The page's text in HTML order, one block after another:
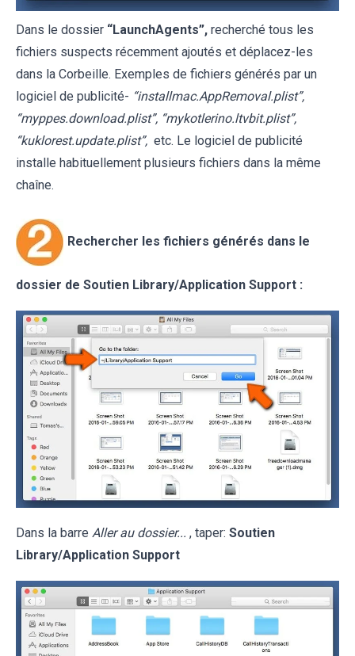
Dans le dossier “LaunchAgents”, recherché tous les
fichiers suspects récemment ajoutés et déplacez-les
dans la Corbeille. Exemples de fichiers générés par un
logiciel de publicité- “installmac.AppRemoval.plist”,
“myppes.download.plist”, “mykotlerino.ltvbit.plist”,
“kuklorest.update.plist”, etc. Le logiciel de publicité
installe habituellement plusieurs fichiers dans la même
chaîne.
Rechercher les fichiers générés dans le
dossier de Soutien Library/Application Support :
Dans la barre Aller au dossier... , taper: Soutien
Library/Application Support